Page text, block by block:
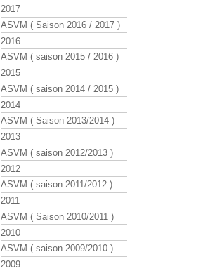
2017
ASVM ( Saison 2016 / 2017 )
2016
ASVM ( saison 2015 / 2016 )
2015
ASVM ( saison 2014 / 2015 )
2014
ASVM ( Saison 2013/2014 )
2013
ASVM ( saison 2012/2013 )
2012
ASVM ( saison 2011/2012 )
2011
ASVM ( Saison 2010/2011 )
2010
ASVM ( saison 2009/2010 )
2009